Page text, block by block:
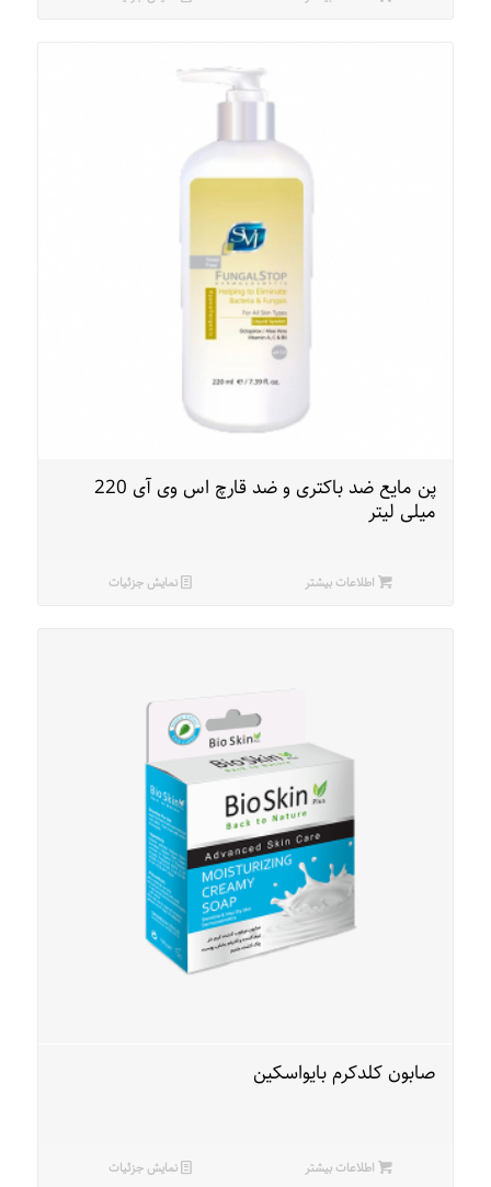
پن مایع ضد باکتری و ضد قارچ اس وی آی 220
میلی لیتر
اطلاعات بیشتر نمایش جزئیات
صابون کلدکرم بایواسکین
اطلاعات بیشتر نمایش جزئیات